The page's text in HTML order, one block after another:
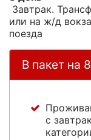
Завтрак.
или на ж/д
поезда
В пакет на
с